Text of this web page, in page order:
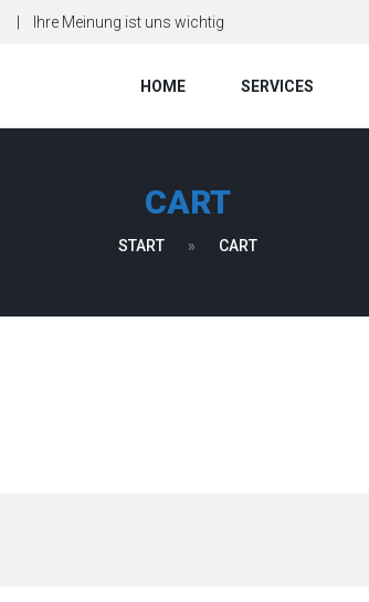
Ihre Meinung ist uns wichtig
HOME SERVICES
CART
START » CART